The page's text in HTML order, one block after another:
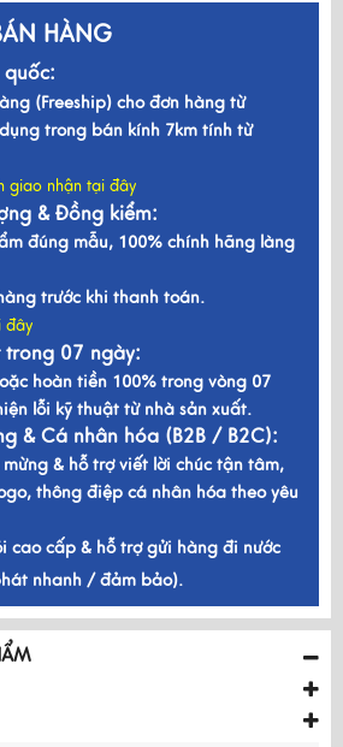
HÀNG
(Freeship) cho đơn hàng từ
trong bán kính 7km tính từ
giao nhận tại đây
& Đồng kiểm:
đúng mẫu, 100% chính hãng làng
trước khi thanh toán.
đây
07 ngày:
hoàn tiền 100% trong vòng 07
lỗi kỹ thuật từ nhà sản xuất.
& Cá nhân hóa (B2B / B2C):
& hỗ trợ viết lời chúc tận tâm,
thông điệp cá nhân hóa theo yêu
cao cấp & hỗ trợ gửi hàng đi nước
nhanh / đảm bảo).